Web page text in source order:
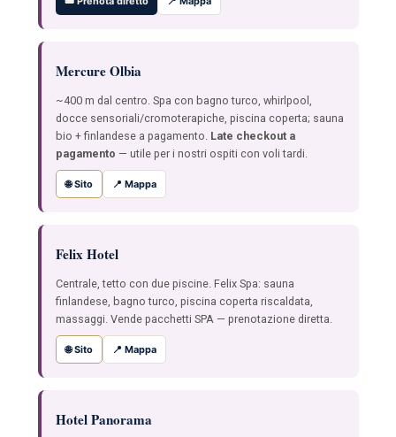
Mercure Olbia
~400 m dal centro. Spa con bagno turco, whirlpool,
docce sensoriali/cromoterapiche, piscina coperta; sauna
bio + finlandese a pagamento. Late checkout a
pagamento — utile per i nostri ospiti con voli tardi.
🌐 Sito 📍 Mappa
Felix Hotel
Centrale, tetto con due piscine. Felix Spa: sauna
finlandese, bagno turco, piscina coperta riscaldata,
massaggi. Vende pacchetti SPA — prenotazione diretta.
🌐 Sito 📍 Mappa
Hotel Panorama